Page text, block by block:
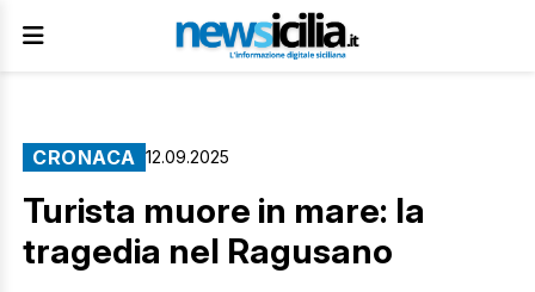
CRONACA 12.09.2025
Turista muore in mare: la
tragedia nel Ragusano